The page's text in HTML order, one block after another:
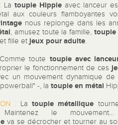
La toupie Hippieavec lanceur
aux couleurs flamboyantes
nous replonge dans les
, amusez toute la famille,toupie
fille et jeux pour adulte.
Comme toute toupie avec
le fonctionnement de ces
un mouvement dynamique
-, latoupie en métal
:Latoupie métallique
Maintenez le
va se décrocher et tourner au